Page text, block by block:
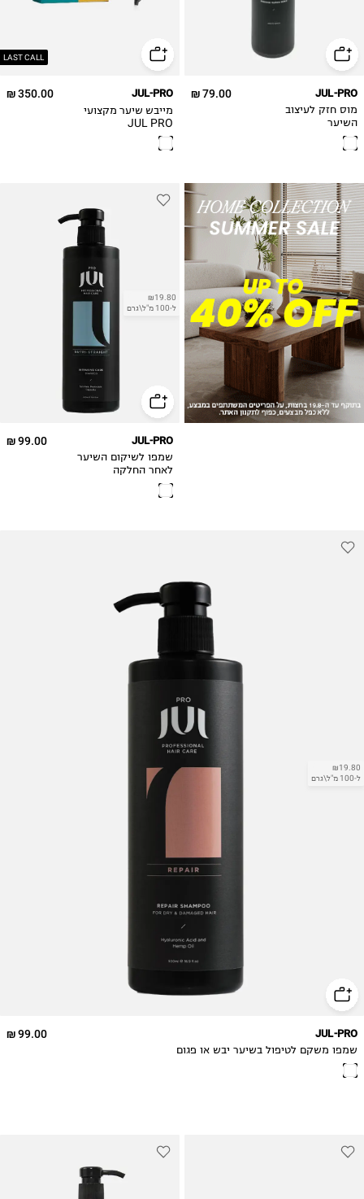
79.00 ₪ JUL-PRO
מוס חזק לעיצוב
השיער
LAST CALL
350.00 ₪ JUL-PRO
מייבש שיער מקצועי
JUL PRO
₪19.80
ל-100 מ"ל\גרם
99.00 ₪ JUL-PRO
שמפו לשיקום השיער
לאחר החלקה
₪19.80
ל-100 מ"ל\גרם
99.00 ₪ JUL-PRO
שמפו משקם לטיפול בשיער יבש או פגום